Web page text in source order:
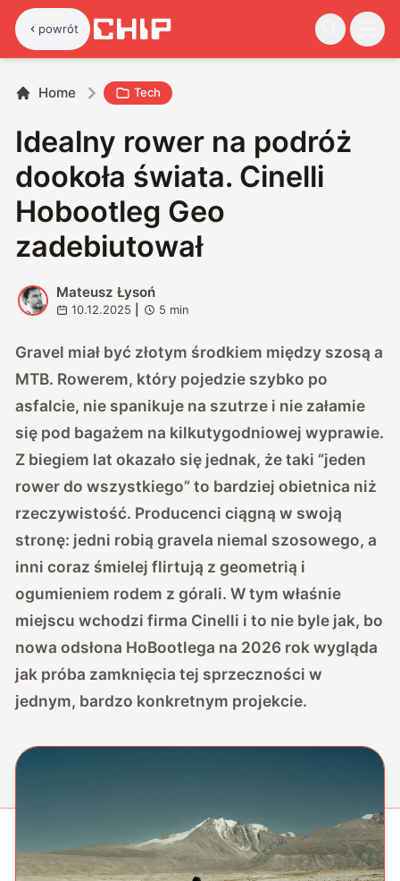
powrót
Home Tech
Idealny rower na podróż
dookoła świata. Cinelli
Hobootleg Geo
zadebiutował
M
Mateusz Łysoń
10.12.2025 5 min
Gravel miał być złotym środkiem między szosą a
MTB. Rowerem, który pojedzie szybko po
asfalcie, nie spanikuje na szutrze i nie załamie
się pod bagażem na kilkutygodniowej wyprawie.
Z biegiem lat okazało się jednak, że taki “jeden
rower do wszystkiego” to bardziej obietnica niż
rzeczywistość. Producenci ciągną w swoją
stronę: jedni robią gravela niemal szosowego, a
inni coraz śmielej flirtują z geometrią i
ogumieniem rodem z górali. W tym właśnie
miejscu wchodzi firma Cinelli i to nie byle jak, bo
nowa odsłona HoBootlega na 2026 rok wygląda
jak próba zamknięcia tej sprzeczności w
jednym, bardzo konkretnym projekcie.